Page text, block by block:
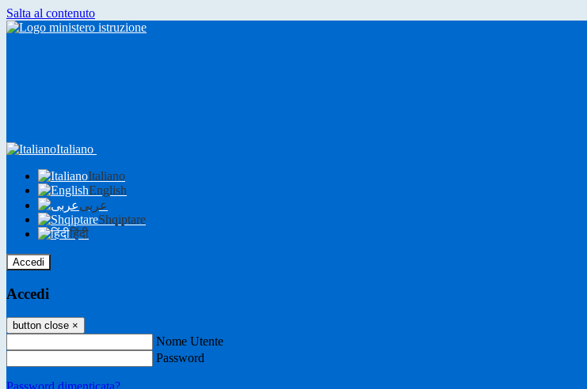
Salta al contenuto
Italiano
Italiano
English
عربى
Shqiptare
हिंदी
Accedi
Accedi
button close ×
Nome Utente
Password